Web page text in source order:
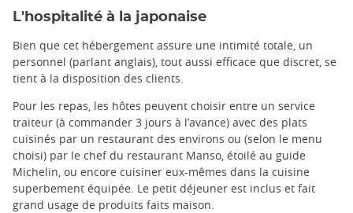
L'hospitalité à la japonaise
Bien que cet hébergement assure une intimité totale, un
personnel (parlant anglais), tout aussi efficace que discret, se
tient à la disposition des clients.
Pour les repas, les hôtes peuvent choisir entre un service
traiteur (à commander 3 jours à l’avance) avec des plats
cuisinés par un restaurant des environs ou (selon le menu
choisi) par le chef du restaurant Manso, étoilé au guide
Michelin, ou encore cuisiner eux-mêmes dans la cuisine
superbement équipée. Le petit déjeuner est inclus et fait
grand usage de produits faits maison.